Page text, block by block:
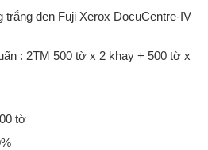
trắng đen Fuji Xerox DocuCentre-IV
: 2TM 500 tờ x 2 khay + 500 tờ x
tờ